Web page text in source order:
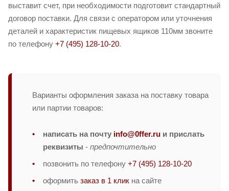
выставит счет, при необходимости подготовит стандартный
договор поставки. Для связи с оператором или уточнения
деталей и характеристик пищевых ящиков 110мм звоните
по телефону +7 (495) 128-10-20.
Варианты оформления заказа на поставку товара
или партии товаров:
написать на почту info@0ffer.ru и прислать
реквизиты - предпочтительно
позвонить по телефону +7 (495) 128-10-20
оформить заказ в 1 клик на сайте